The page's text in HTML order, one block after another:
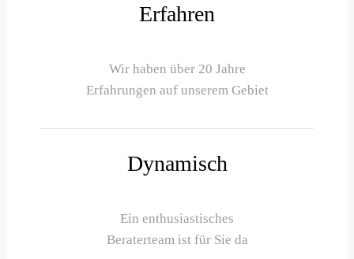
Erfahren
Wir haben über 20 Jahre
Erfahrungen auf unserem Gebiet
Dynamisch
Ein enthusiastisches
Beraterteam ist für Sie da